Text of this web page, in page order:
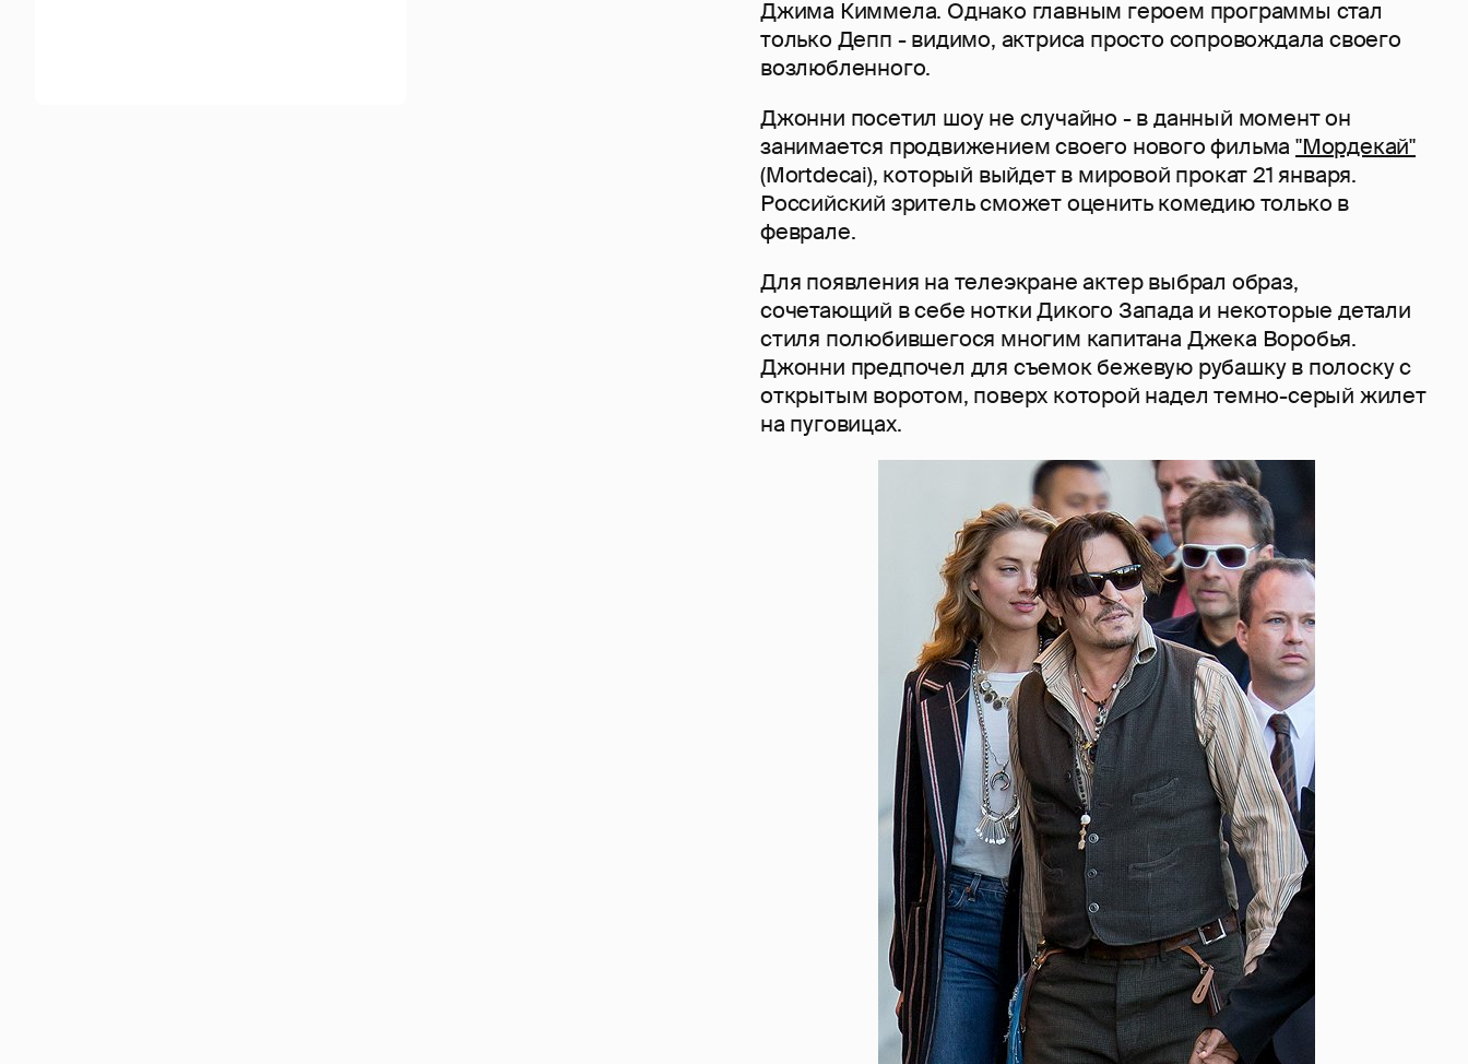
Джима Киммела. Однако главным героем программы стал
только Депп - видимо, актриса просто сопровождала своего
возлюбленного.
Джонни посетил шоу не случайно - в данный момент он
занимается продвижением своего нового фильма "Мордекай"
(Mortdecai), который выйдет в мировой прокат 21 января.
Российский зритель сможет оценить комедию только в
феврале.
Для появления на телеэкране актер выбрал образ,
сочетающий в себе нотки Дикого Запада и некоторые детали
стиля полюбившегося многим капитана Джека Воробья.
Джонни предпочел для съемок бежевую рубашку в полоску с
открытым воротом, поверх которой надел темно-серый жилет
на пуговицах.